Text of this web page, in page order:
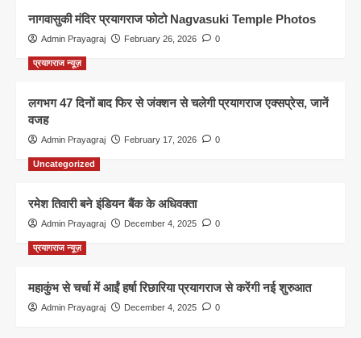
नागवासुकी मंदिर प्रयागराज फोटो Nagvasuki Temple Photos
Admin Prayagraj February 26, 2026 0
प्रयागराज न्यूज़
लगभग 47 दिनों बाद फिर से जंक्शन से चलेगी प्रयागराज एक्सप्रेस, जानें
वजह
Admin Prayagraj February 17, 2026 0
Uncategorized
रमेश तिवारी बने इंडियन बैंक के अधिवक्ता
Admin Prayagraj December 4, 2025 0
प्रयागराज न्यूज़
महाकुंभ से चर्चा में आईं हर्षा रिछारिया प्रयागराज से करेंगी नई शुरुआत
Admin Prayagraj December 4, 2025 0